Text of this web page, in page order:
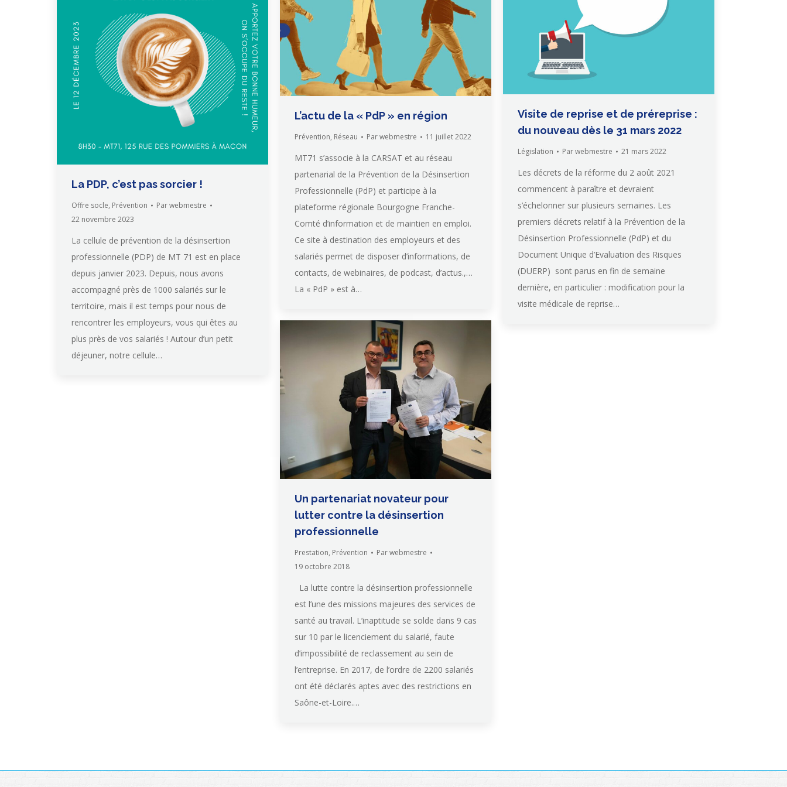
La PDP, c’est pas sorcier !
Offre socle, Prévention Parwebmestre
22 novembre 2023
La cellule de prévention de la désinsertion
professionnelle (PDP) de MT 71 est en place
depuis janvier 2023. Depuis, nous avons
accompagné près de 1000 salariés sur le
territoire, mais il est temps pour nous de
rencontrer les employeurs, vous qui êtes au
plus près de vos salariés ! Autour d’un petit
déjeuner, notre cellule…
L’actu de la « PdP » en région
Prévention, Réseau Parwebmestre 11 juillet 2022
MT71 s’associe à la CARSAT et au réseau
partenarial de la Prévention de la Désinsertion
Professionnelle (PdP) et participe à la
plateforme régionale Bourgogne Franche-
Comté d’information et de maintien en emploi.
Ce site à destination des employeurs et des
salariés permet de disposer d’informations, de
contacts, de webinaires, de podcast, d’actus.,…
La « PdP » est à…
Visite de reprise et de préreprise :
du nouveau dès le 31 mars 2022
Législation Parwebmestre 21 mars 2022
Les décrets de la réforme du 2 août 2021
commencent à paraître et devraient
s’échelonner sur plusieurs semaines. Les
premiers décrets relatif à la Prévention de la
Désinsertion Professionnelle (PdP) et du
Document Unique d’Evaluation des Risques
(DUERP) sont parus en fin de semaine
dernière, en particulier : modification pour la
visite médicale de reprise…
Un partenariat novateur pour
lutter contre la désinsertion
professionnelle
Prestation, Prévention Parwebmestre
19 octobre 2018
La lutte contre la désinsertion professionnelle
est l’une des missions majeures des services de
santé au travail. L’inaptitude se solde dans 9 cas
sur 10 par le licenciement du salarié, faute
d’impossibilité de reclassement au sein de
l’entreprise. En 2017, de l’ordre de 2200 salariés
ont été déclarés aptes avec des restrictions en
Saône-et-Loire.…